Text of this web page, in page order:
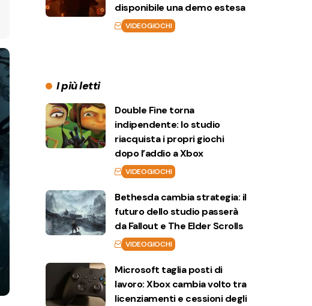
disponibile una demo estesa
VIDEOGIOCHI
I più letti
Double Fine torna
indipendente: lo studio
riacquista i propri giochi
dopo l’addio a Xbox
VIDEOGIOCHI
Bethesda cambia strategia: il
futuro dello studio passerà
da Fallout e The Elder Scrolls
VIDEOGIOCHI
Microsoft taglia posti di
lavoro: Xbox cambia volto tra
licenziamenti e cessioni degli